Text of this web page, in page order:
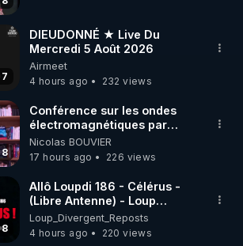
sur l’application de méditation et
:
https://www.envol.app/code
DIEUDONNÉ ★ Live Du
Mercredi 5 Août 2026
Airmeet
4 hours ago
232 views
Conférence sur les ondes
électromagnétiques par
Grégoire Caustru et Bart de
Wever !
Nicolas BOUVIER
17 hours ago
226 views
Allô Loupdi 186 - Célérus -
(Libre Antenne) - Loup
Divergent 2026.08.06
Loup_Divergent_Reposts
4 hours ago
220 views